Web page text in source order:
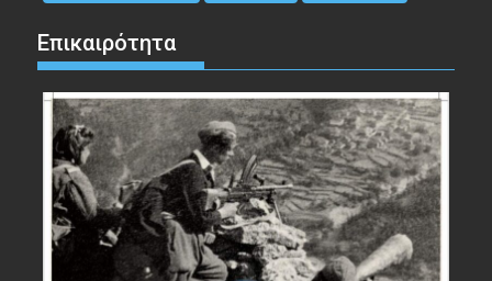
Επικαιρότητα